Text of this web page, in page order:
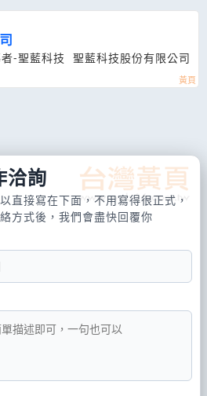
-聖藍科技 聖藍科技股份有限公司
洽詢
直接寫在下面，不用寫得很正式，
方式後，我們會盡快回覆你